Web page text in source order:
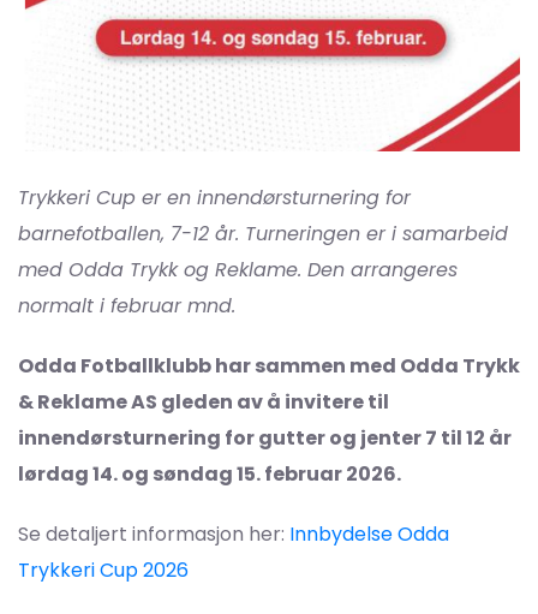
Trykkeri Cup er en innendørsturnering for
barnefotballen, 7-12 år. Turneringen er i samarbeid
med Odda Trykk og Reklame. Den arrangeres
normalt i februar mnd.
Odda Fotballklubb har sammen med Odda Trykk
& Reklame AS gleden av å invitere til
innendørsturnering for gutter og jenter 7 til 12 år
lørdag 14. og søndag 15. februar 2026.
Se detaljert informasjon her: Innbydelse Odda
Trykkeri Cup 2026